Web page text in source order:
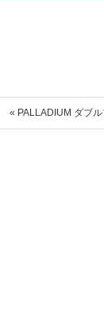
« PALLADIUM ダブル